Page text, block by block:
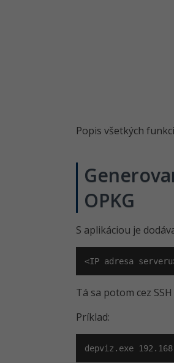
Popis všetkých
OPKG
S aplikáciou je
<IP adresa
Tá sa potom cez
Príklad:
depviz.exe